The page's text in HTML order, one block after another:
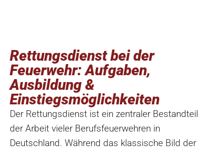
Rettungsdienst bei der
Feuerwehr: Aufgaben,
Ausbildung &
Einstiegsmöglichkeiten
Der Rettungsdienst ist ein zentraler Bestandteil
der Arbeit vieler Berufsfeuerwehren in
Deutschland. Während das klassische Bild der